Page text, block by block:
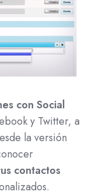
con Social
y Twitter, a
la versión
contactos